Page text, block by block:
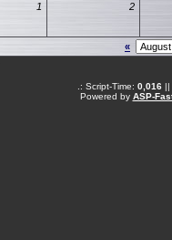
1 2
«
.: Script-Time: 0,016||
Powered by ASP-